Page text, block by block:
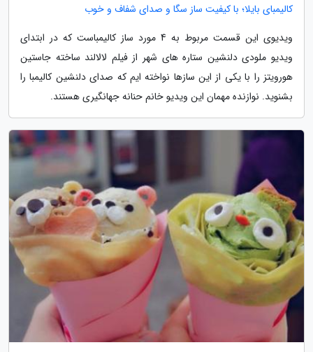
کالیمبای بایلا؛ با کیفیت ساز سگا و صدای شفاف و خوب
ویدیوی این قسمت مربوط به 4 مورد ساز کالیمباست که در ابتدای
ویدیو ملودی دلنشین ستاره های شهر از فیلم لالالند ساخته جاستین
هورویتز را با یکی از این سازها نواخته ایم که صدای دلنشین کالیمبا را
بشنوید. نوازنده مهمان این ویدیو خانم حنانه جهانگیری هستند.